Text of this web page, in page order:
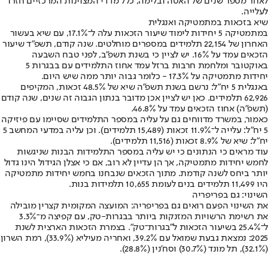
לעלייה.
שיא בזכאות במתמטיקה ואנגלית
במתמטיקה 5 יחידות לימוד שיעור הזכאות עלה ל־17.1%, עם שיא בעשור
האחרון של 22,154 תלמידים במספרים מוחלטים. שנה קודם, תשפ"ד שיעור
הזכאים עמד על 16%. יש לציין כי בשנת תשפ"ב, לפני טבח השבעה
באוקטובר ומלחמת חרבות ברזל עמד אחוז התלמידים עם בבגרות 5
יחידות מתמטיקה על 17.3% - כלומר גבוה יותר ממה שיש היום.
באנגלית 5 יח"ל: נרשם בשנת תשפ"ה שיא של 48.5% זכאות, המקיפים
62,926 תלמידים. כאן יש לציין אכן מדובר בנתון הגבוה זה שנים, שנה קודם
(תשפ"ה) אחוז הזכאים עמד על 46.8%.
כאמור, במשרד מדווחים גם על עליה במספר התלמידים שסיימו עם פיזיקה
5 יח"ל: עלייה ל־11.9% זכאות (15,489 תלמידים). וכן עליה במדעי המחשב 5
יח"ל: שיא של 8.9% זכאות (11,516 תלמידים).
עוד מראים כי הנתונים כי יש עליה במספר התלמידות הבנות שניגשות
לחמש יחידות מתמטיקה, אך הן עדיין לא רוב, אם כי אצלן הגידול הינו גדול
יותר ביחס לשנה קודמת. מתוך הזכאים שנבחנו בחמש יחידות מתמטיקה
היו 11,499 תלמידים בנים לעומת 10,655 תלמידות בנות.
השינוי: גם בפריפריה
את השינוי הפעם רואים גם בפריפריה: המועצה המקומית קצרין מובילה
את רשימת הרשויות המזנקות ביותר בבגרות-טק, עם קפיצה מ־3.3%
ל־25.4% בשיעור הזכאות ל"בגרות־טק". בצמרת הזכאות הארצית לשנת
2025: נמצאת גבעת שמואל עם 39.2%, ואחריה מעיליא (33.9%), רמת השרון
(32.1%), תל מונד (30.7%) וסח'נין (28.8%).